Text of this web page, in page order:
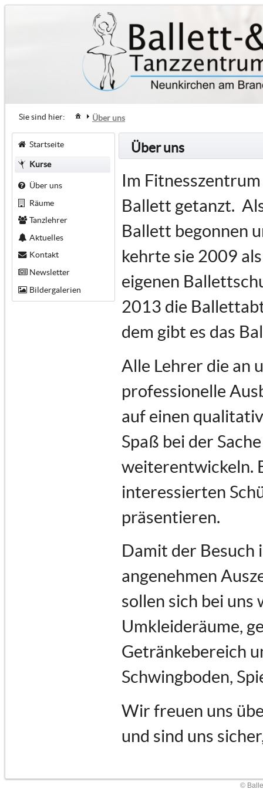
Sie sind hier: Über uns
Startseite
Kurse
Über uns
Räume
Tanzlehrer
Aktuelles
Kontakt
Newsletter
Bildergalerien
Über uns
Im
Ballett getanzt.
Ballett begonnen
kehrte sie 2009
eigenen
2013 die
dem gibt es das
Alle Lehrer die an
professionelle
auf einen
Spaß bei der
weiterentwickeln.
interessierten
präsentieren.
Damit der Besuch
angenehmen
sollen sich bei
Umkleideräume,
Getränkebereich
Schwingboden,
Wir freuen uns
und sind uns
©